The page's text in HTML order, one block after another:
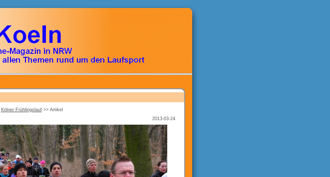
Kölner Frühlingslauf>> Artikel
2013-03-24